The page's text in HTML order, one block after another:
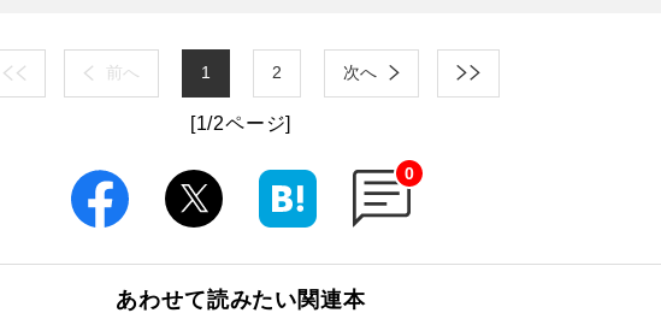
前へ 1 2 次へ
[1/2ページ]
0
あわせて読みたい関連本